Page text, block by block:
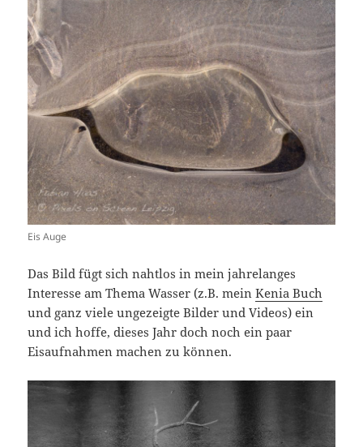
Eis Auge
Das Bild fügt sich nahtlos in mein jahrelanges
Interesse am Thema Wasser (z.B. meinKenia Buch
und ganz viele ungezeigte Bilder und Videos) ein
und ich hoffe, dieses Jahr doch noch ein paar
Eisaufnahmen machen zu können.